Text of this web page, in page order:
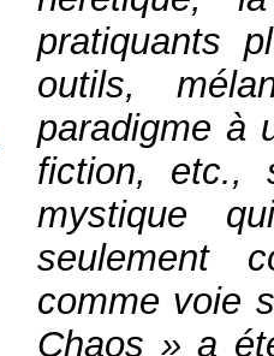
pratiquants
outils,
paradigme à
fiction, etc.,
mystique
seulement
comme voie
Chaos » a